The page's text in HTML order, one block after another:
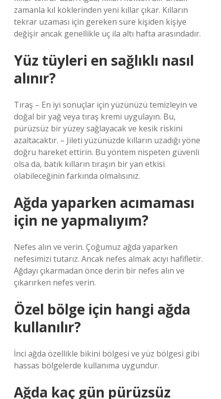
zamanla kıl köklerinden yeni kıllar çıkar. Kılların
tekrar uzaması için gereken süre kişiden kişiye
değişir ancak genellikle üç ila altı hafta arasındadır.
Yüz tüyleri en sağlıklı nasıl
alınır?
Tıraş – En iyi sonuçlar için yüzünüzü temizleyin ve
doğal bir yağ veya tıraş kremi uygulayın. Bu,
pürüzsüz bir yüzey sağlayacak ve kesik riskini
azaltacaktır. – Jileti yüzünüzde kılların uzadığı yöne
doğru hareket ettirin. Bu yöntem nispeten güvenli
olsa da, batık kılların tıraşın bir yan etkisi
olabileceğinin farkında olmalısınız.
Ağda yaparken acımaması
için ne yapmalıyım?
Nefes alın ve verin. Çoğumuz ağda yaparken
nefesimizi tutarız. Ancak nefes almak acıyı hafifletir.
Ağdayı çıkarmadan önce derin bir nefes alın ve
çıkarırken nefes verin.
Özel bölge için hangi ağda
kullanılır?
İnci ağda özellikle bikini bölgesi ve yüz bölgesi gibi
hassas bölgelerde kullanıma uygundur.
Ağda kaç gün pürüzsüz